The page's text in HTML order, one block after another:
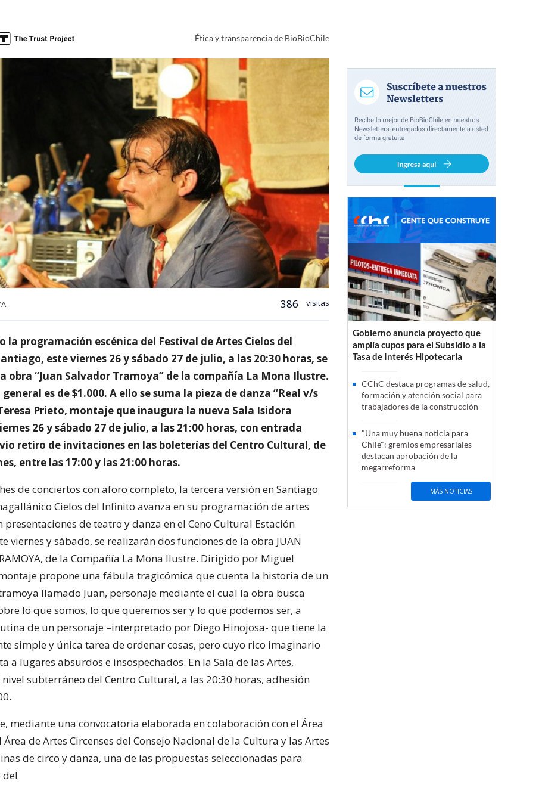
Ética y transparencia de BioBioChile
386 visitas
la programación escénica del Festival de Artes Cielos del
este viernes 26 y sábado 27 de julio, a las 20:30 horas, se
obra “Juan Salvador Tramoya” de la compañía La Mona Ilustre.
es de $1.000. A ello se suma la pieza de danza “Real v/s
Prieto, montaje que inaugura la nueva Sala Isidora
26 y sábado 27 de julio, a las 21:00 horas, con entrada
retiro de invitaciones en las boleterías del Centro Cultural, de
entre las 17:00 y las 21:00 horas.
de conciertos con aforo completo, la tercera versión en Santiago
Cielos del Infinito avanza en su programación de artes
presentaciones de teatro y danza en el Ceno Cultural Estación
viernes y sábado, se realizarán dos funciones de la obra JUAN
de la Compañía La Mona Ilustre. Dirigido por Miguel
propone una fábula tragicómica que cuenta la historia de un
llamado Juan, personaje mediante el cual la obra busca
lo que somos, lo que queremos ser y lo que podemos ser, a
de un personaje –interpretado por Diego Hinojosa- que tiene la
simple y única tarea de ordenar cosas, pero cuyo rico imaginario
a lugares absurdos e insospechados. En la Sala de las Artes,
subterráneo del Centro Cultural, a las 20:30 horas, adhesión
mediante una convocatoria elaborada en colaboración con el Área
Área de Artes Circenses del Consejo Nacional de la Cultura y las Artes
de circo y danza, una de las propuestas seleccionadas para
del
Gobierno anuncia proyecto que
amplía cupos para el Subsidio a la
Tasa de Interés Hipotecaria
CChC destaca programas de salud,
formación y atención social para
trabajadores de la construcción
"Una muy buena noticia para
Chile": gremios empresariales
destacan aprobación de la
megarreforma
MÁS NOTICIAS